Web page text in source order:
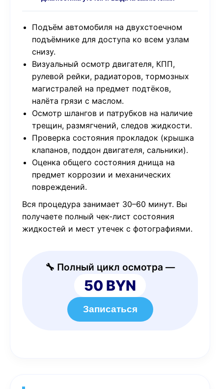
Подъём автомобиля на двухстоечном
подъёмнике для доступа ко всем узлам
снизу.
Визуальный осмотр двигателя, КПП,
рулевой рейки, радиаторов, тормозных
магистралей на предмет подтёков,
налёта грязи с маслом.
Осмотр шлангов и патрубков на наличие
трещин, размягчений, следов жидкости.
Проверка состояния прокладок (крышка
клапанов, поддон двигателя, сальники).
Оценка общего состояния днища на
предмет коррозии и механических
повреждений.
Вся процедура занимает 30–60 минут. Вы
получаете полный чек-лист состояния
жидкостей и мест утечек с фотографиями.
🔧 Полный цикл осмотра —
50 BYN
Записаться